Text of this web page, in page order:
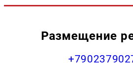
Размещение